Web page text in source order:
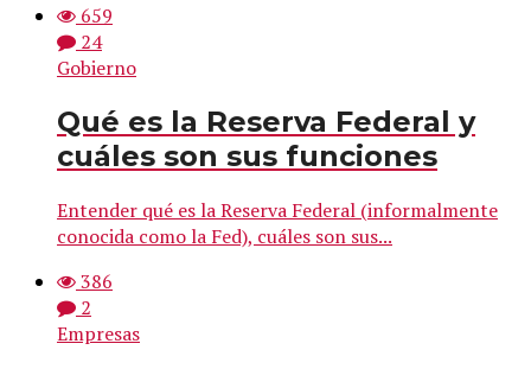
659
24
Gobierno
Qué es la Reserva Federal y
cuáles son sus funciones
Entender qué es la Reserva Federal (informalmente
conocida como la Fed), cuáles son sus...
386
2
Empresas